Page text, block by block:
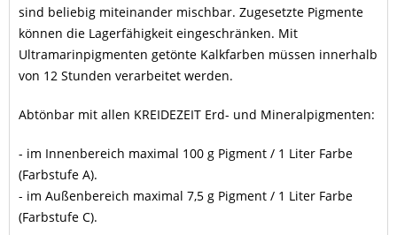
sind beliebig miteinander mischbar. Zugesetzte Pigmente
können die Lagerfähigkeit eingeschränken. Mit
Ultramarinpigmenten getönte Kalkfarben müssen innerhalb
von 12 Stunden verarbeitet werden.
Abtönbar mit allen KREIDEZEIT Erd- und Mineralpigmenten:
- im Innenbereich maximal 100 g Pigment / 1 Liter Farbe
(Farbstufe A).
- im Außenbereich maximal 7,5 g Pigment / 1 Liter Farbe
(Farbstufe C).